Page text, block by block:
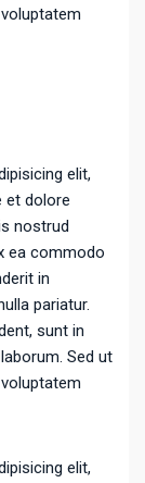
elit,
et dolore
nostrud
ea commodo
in
pariatur.
sunt in
Sed ut
elit,